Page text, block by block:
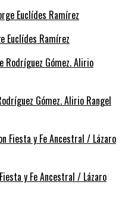
Euclídes Ramírez
Gómez. Alirio Rangel
y Fe Ancestral / Lázaro